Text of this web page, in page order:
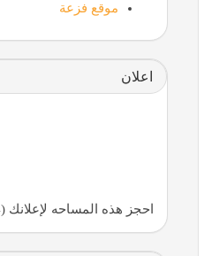
موقع فزعة
اعلان
احجز هذه المساحه لإعلانك (ad4)